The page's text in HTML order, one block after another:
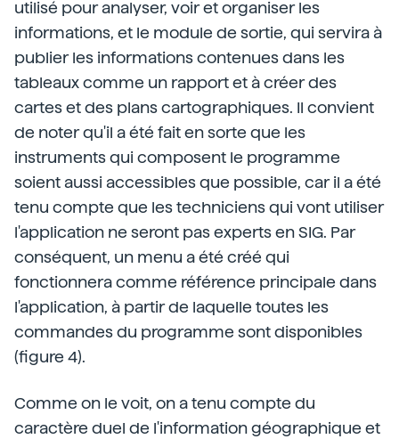
utilisé pour analyser, voir et organiser les
informations, et le module de sortie, qui servira à
publier les informations contenues dans les
tableaux comme un rapport et à créer des
cartes et des plans cartographiques. Il convient
de noter qu'il a été fait en sorte que les
instruments qui composent le programme
soient aussi accessibles que possible, car il a été
tenu compte que les techniciens qui vont utiliser
l'application ne seront pas experts en SIG. Par
conséquent, un menu a été créé qui
fonctionnera comme référence principale dans
l'application, à partir de laquelle toutes les
commandes du programme sont disponibles
(figure 4).
Comme on le voit, on a tenu compte du
caractère duel de l'information géographique et